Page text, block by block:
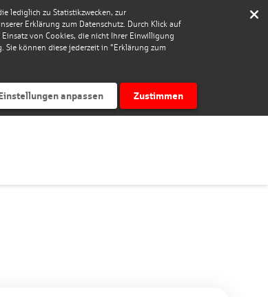
lediglich zu Statistikzwecken, zur
Erklärung zum Datenschutz. Durch Klick auf
von Cookies, die nicht Ihrer Einwilligung
Sie können diese jederzeit in "Erklärung zum
anpassen Zustimmen